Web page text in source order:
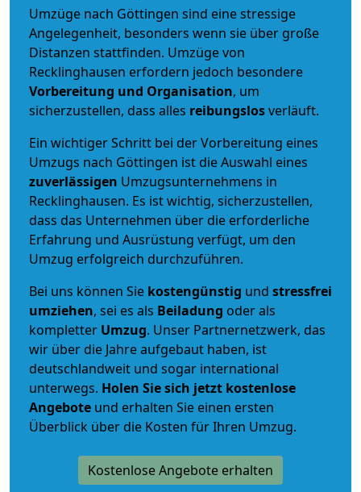
Umzüge nach Göttingen sind eine stressige
Angelegenheit, besonders wenn sie über große
Distanzen stattfinden. Umzüge von
Recklinghausen erfordern jedoch besondere
Vorbereitung und Organisation, um
sicherzustellen, dass alles reibungslosverläuft.
Ein wichtiger Schritt bei der Vorbereitung eines
Umzugs nach Göttingen ist die Auswahl eines
zuverlässigen Umzugsunternehmens in
Recklinghausen. Es ist wichtig, sicherzustellen,
dass das Unternehmen über die erforderliche
Erfahrung und Ausrüstung verfügt, um den
Umzug erfolgreich durchzuführen.
Bei uns können Sie kostengünstig und stressfrei
umziehen, sei es als Beiladung oder als
kompletter Umzug. Unser Partnernetzwerk, das
wir über die Jahre aufgebaut haben, ist
deutschlandweit und sogar international
unterwegs. Holen Sie sich jetzt kostenlose
Angebote und erhalten Sie einen ersten
Überblick über die Kosten für Ihren Umzug.
Kostenlose Angebote erhalten